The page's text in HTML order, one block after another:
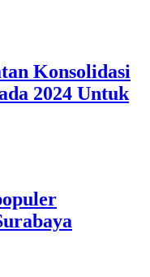
Konsolidasi
2024 Untuk